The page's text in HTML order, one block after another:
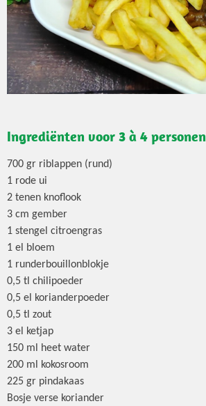
Ingrediënten voor 3 à 4 personen
700 gr riblappen (rund)
1 rode ui
2 tenen knoflook
3 cm gember
1 stengel citroengras
1 el bloem
1 runderbouillonblokje
0,5 tl chilipoeder
0,5 el korianderpoeder
0,5 tl zout
3 el ketjap
150 ml heet water
200 ml kokosroom
225 gr pindakaas
Bosje verse koriander